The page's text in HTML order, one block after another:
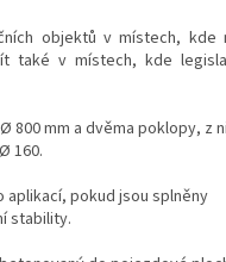
objektů v místech, kde
také v místech, kde
mm a dvěma poklopy, z
160.
pokud jsou splněny
stability.